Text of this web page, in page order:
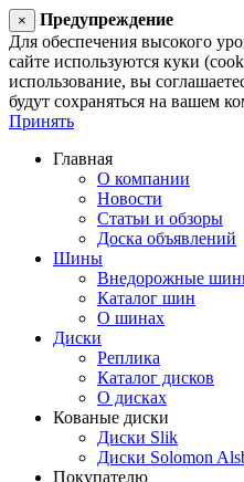
×
Предупреждение
Для обеспечения высокого
сайте используются куки
использование, вы
будут сохраняться на вашем
Принять
Главная
О компании
Новости
Статьи и обзоры
Доска объявлений
Шины
Внедорожные
Каталог шин
О шинах
Диски
Реплика
Каталог дисков
О дисках
Кованые диски
Диски Slik
Диски Solomon
Покупателю